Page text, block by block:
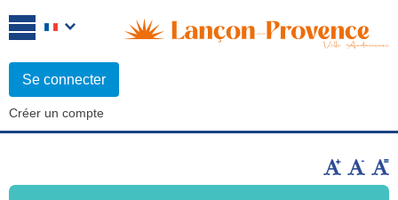
Se connecter
Créer un compte